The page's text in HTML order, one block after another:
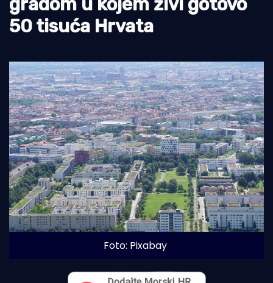
Tradicija i kultura
50 tisuća Hrvata
Foto: Pixabay